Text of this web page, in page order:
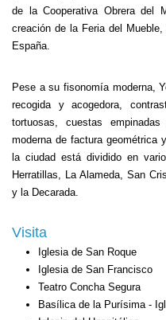
de la Cooperativa Obrera del
creación de la Feria del
España.
Pese a su fisonomía moderna,
recogida y acogedora,
tortuosas, cuestas
moderna de factura geométrica
la ciudad está dividido en
Herratillas, La Alameda, San
y la Decarada.
Visita
Iglesia de San Roque
Iglesia de San Francisco
Teatro Concha Segura
Basílica de la Purísima -